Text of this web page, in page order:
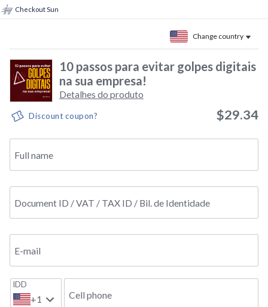
Checkout Sun
Change country
10 passos para evitar golpes digitais
na sua empresa!
Detalhes do produto
Discount coupon? $29.34
Full name
Document ID / VAT / TAX ID / Bil. de Identidade
E-mail
IDD
+1 Cell phone